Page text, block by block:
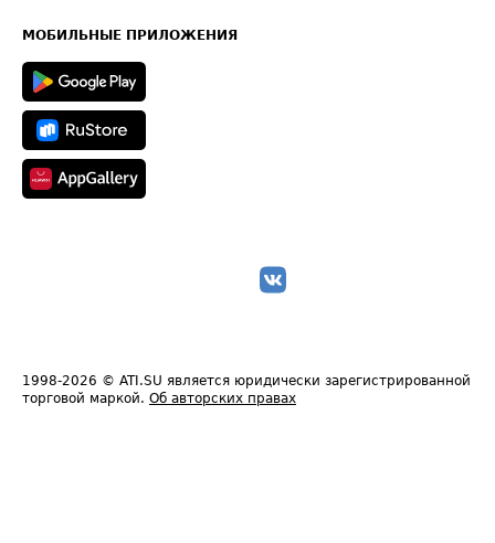
Техническая информация
МОБИЛЬНЫЕ ПРИЛОЖЕНИЯ
1998-2026 © ATI.SU является юридически зарегистрированной
торговой маркой. Об авторских правах